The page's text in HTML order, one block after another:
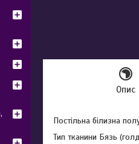
Опис
Постільна білизна
Тип тканини Бязь